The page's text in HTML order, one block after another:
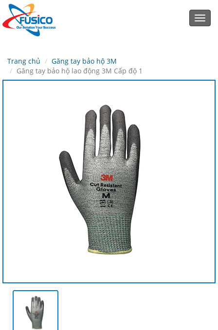
Trang chủ
Găng tay bảo hộ 3M
Găng tay bảo hộ lao động 3M Cấp độ 1